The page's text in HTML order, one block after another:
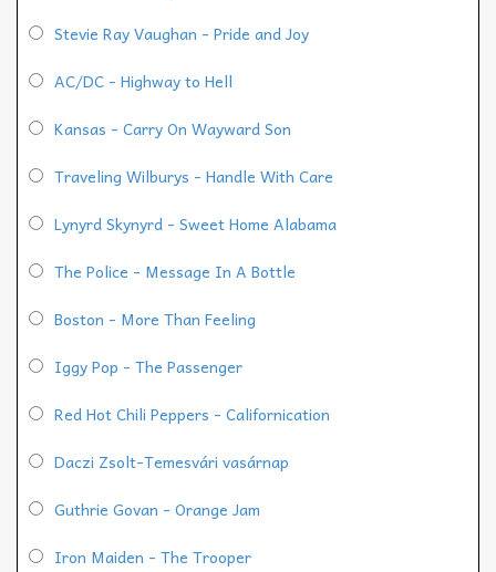
Stevie Ray Vaughan - Pride and Joy
AC/DC - Highway to Hell
Kansas - Carry On Wayward Son
Traveling Wilburys - Handle With Care
Lynyrd Skynyrd - Sweet Home Alabama
The Police - Message In A Bottle
Boston - More Than Feeling
Iggy Pop - The Passenger
Red Hot Chili Peppers - Californication
Daczi Zsolt-Temesvári vasárnap
Guthrie Govan - Orange Jam
Iron Maiden - The Trooper